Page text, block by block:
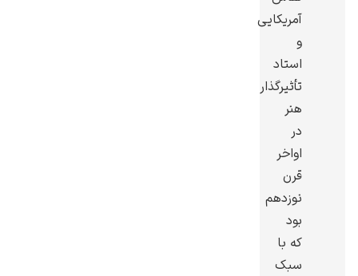
آمریکایی
و
استاد
تأثیرگذار
هنر
در
اواخر
قرن
نوزدهم
بود
که با
سبک